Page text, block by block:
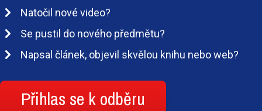
Natočil nové video?
Se pustil do nového předmětu?
Napsal článek, objevil skvělou knihu nebo web?
Přihlas se k odběru